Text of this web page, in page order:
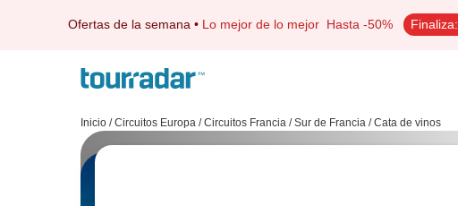
Ofertas de la semana • Lo mejor de lo mejor Hasta -50% Finaliza:
Inicio / Circuitos Europa / Circuitos Francia / Sur de Francia / Cata de vinos